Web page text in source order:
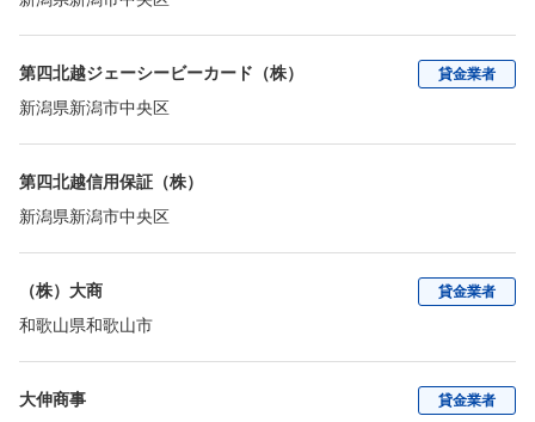
第四北越ジェーシービーカード（株）
新潟県新潟市中央区
貸金業者
第四北越信用保証（株）
新潟県新潟市中央区
（株）大商
和歌山県和歌山市
貸金業者
大伸商事
貸金業者